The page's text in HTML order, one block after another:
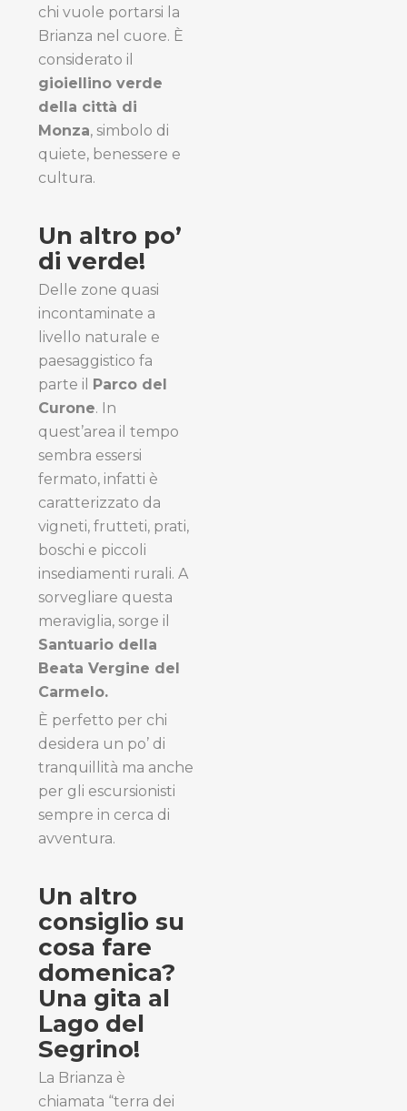
chi vuole portarsi la
Brianza nel cuore. È
considerato il
gioiellino verde
della città di
Monza, simbolo di
quiete, benessere e
cultura.
Un altro po’
di verde!
Delle zone quasi
incontaminate a
livello naturale e
paesaggistico fa
parte il Parco del
Curone. In
quest’area il tempo
sembra essersi
fermato, infatti è
caratterizzato da
vigneti, frutteti, prati,
boschi e piccoli
insediamenti rurali. A
sorvegliare questa
meraviglia, sorge il
Santuario della
Beata Vergine del
Carmelo.
È perfetto per chi
desidera un po’ di
tranquillità ma anche
per gli escursionisti
sempre in cerca di
avventura.
Un altro
consiglio su
cosa fare
domenica?
Una gita al
Lago del
Segrino!
La Brianza è
chiamata “terra dei